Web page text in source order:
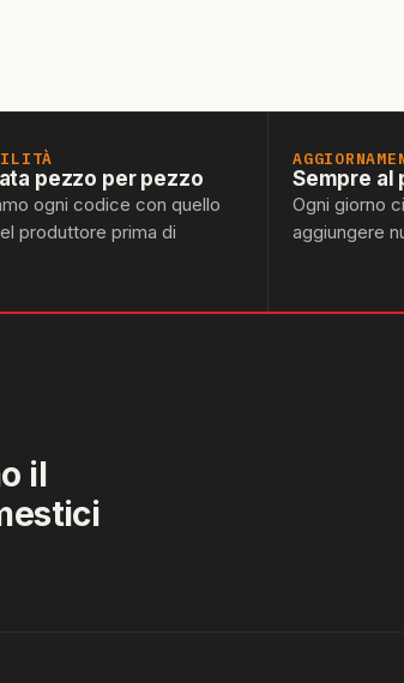
pezzo per pezzo
ogni codice con quello
produttore prima di
Sempre al
Ogni giorno
aggiungere
il